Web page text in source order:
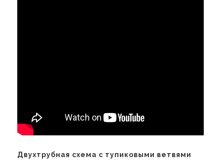
Двухтрубная схема с тупиковыми ветвями